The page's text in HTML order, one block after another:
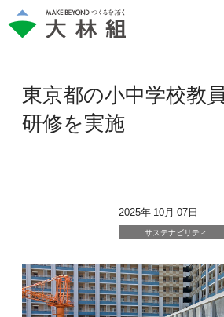
東京都の小中学校教
研修を実施
2025年 10月 07日
サステナビリティ